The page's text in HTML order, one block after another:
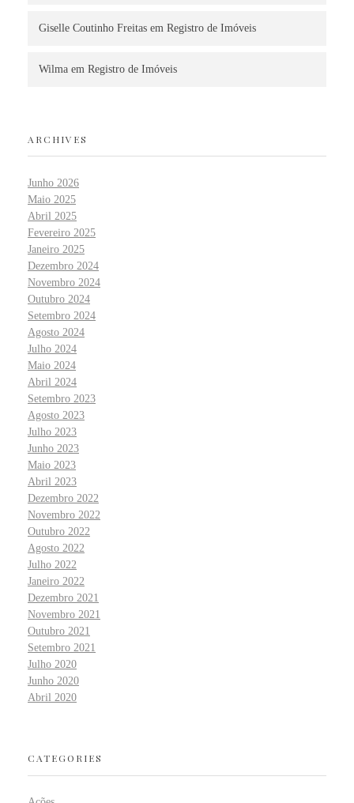
Giselle Coutinho Freitas em Registro de Imóveis
Wilma em Registro de Imóveis
ARCHIVES
Junho 2026
Maio 2025
Abril 2025
Fevereiro 2025
Janeiro 2025
Dezembro 2024
Novembro 2024
Outubro 2024
Setembro 2024
Agosto 2024
Julho 2024
Maio 2024
Abril 2024
Setembro 2023
Agosto 2023
Julho 2023
Junho 2023
Maio 2023
Abril 2023
Dezembro 2022
Novembro 2022
Outubro 2022
Agosto 2022
Julho 2022
Janeiro 2022
Dezembro 2021
Novembro 2021
Outubro 2021
Setembro 2021
Julho 2020
Junho 2020
Abril 2020
CATEGORIES